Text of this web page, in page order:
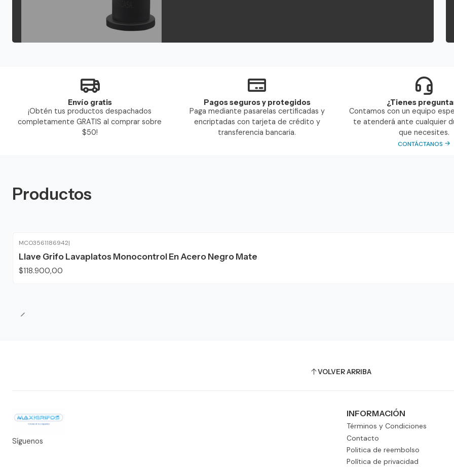
Envío gratis
¡Obtén tus productos despachados
completamente GRATIS al comprar sobre
$50!
Pagos seguros y protegidos
Paga mediante pasarelas certificadas y
encriptadas con tarjeta de crédito y
transferencia bancaria.
¿Tienes
Contamos con un equipo
te atenderá ante cualquier
que necesites.
CONTÁCTANOS
Productos
MCO3561186942|
Llave Grifo Lavaplatos Monocontrol En Acero Negro Mate
$118.900,00
VOLVER ARRIBA
Síguenos
INFORMACIÓN
Términos y Condiciones
Contacto
Politica de reembolso
Política de privacidad